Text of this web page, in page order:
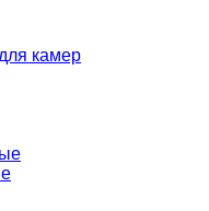
камер